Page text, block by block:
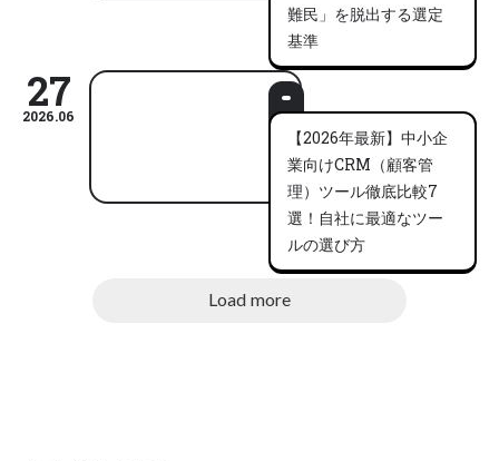
難民」を脱出する選定
基準
27
2026.06
【2026年最新】中小企
業向けCRM（顧客管
理）ツール徹底比較7
選！自社に最適なツー
ルの選び方
Load more